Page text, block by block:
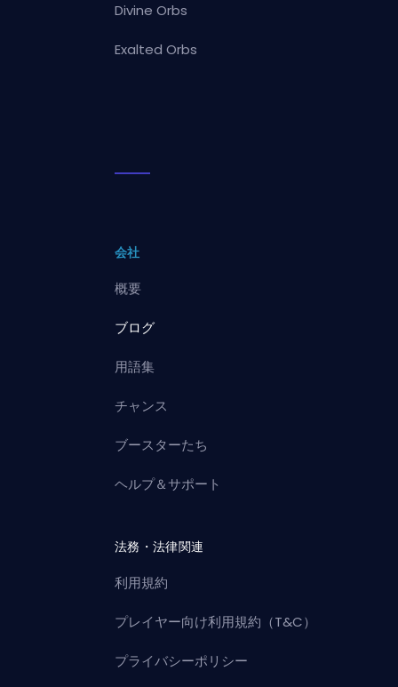
Divine Orbs
Exalted Orbs
会社
概要
ブログ
用語集
チャンス
ブースターたち
ヘルプ＆サポート
法務・法律関連
利用規約
プレイヤー向け利用規約（T&C）
プライバシーポリシー